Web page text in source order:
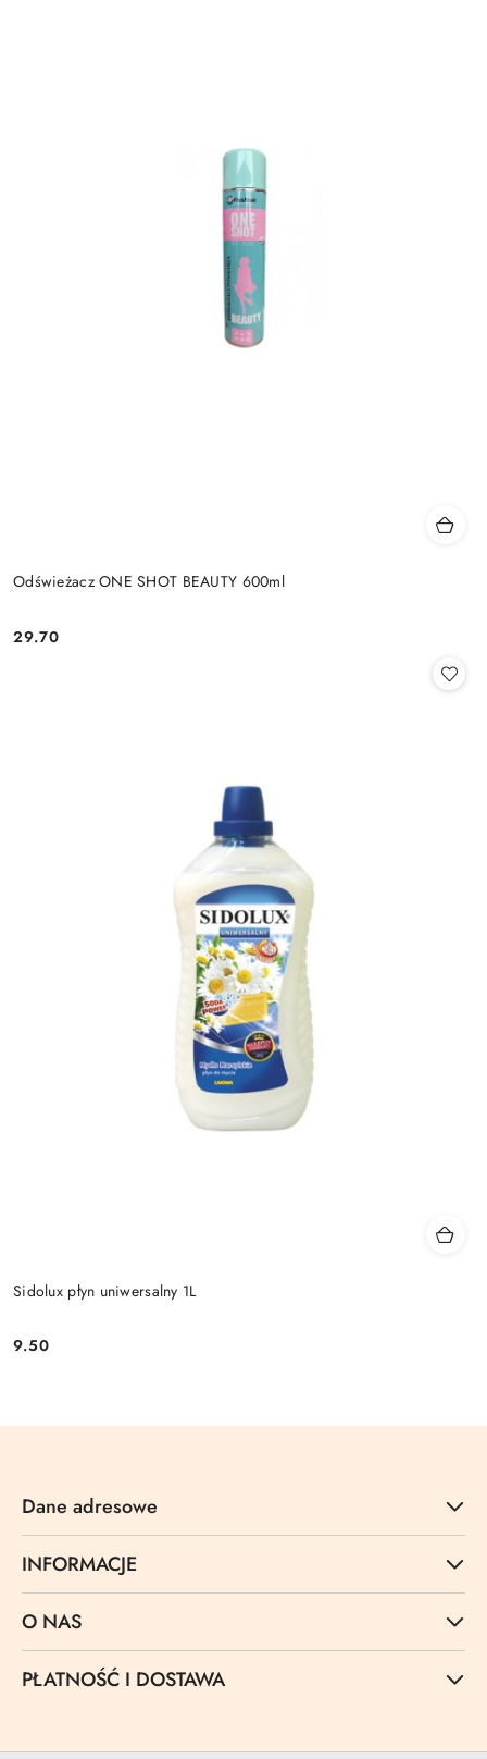
Odświeżacz ONE SHOT BEAUTY 600ml
Cena:
29.70
Sidolux płyn uniwersalny 1L
Cena:
9.50
Dane adresowe
INFORMACJE
O NAS
PŁATNOŚĆ I DOSTAWA